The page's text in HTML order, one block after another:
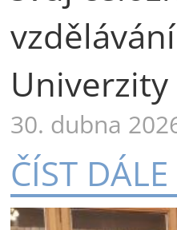
Univerzity
30. dubna
ČÍST